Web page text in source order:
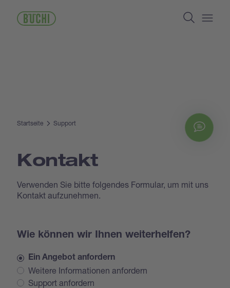
Inhalt
Search
Startseite Support
Kontakt
Verwenden Sie bitte folgendes Formular, um mit uns
Kontakt aufzunehmen.
Wie können wir Ihnen weiterhelfen?
Ein Angebot anfordern
Weitere Informationen anfordern
Support anfordern